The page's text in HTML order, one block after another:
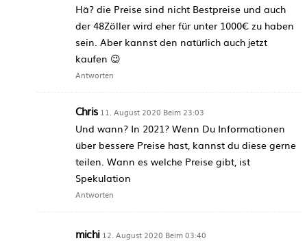
Hä? die Preise sind nicht Bestpreise und auch
der 48Zöller wird eher für unter 1000€ zu haben
sein. Aber kannst den natürlich auch jetzt
kaufen 😉
Antworten
Chris 11. August 2020 Beim 23:03
Und wann? In 2021? Wenn Du Informationen
über bessere Preise hast, kannst du diese gerne
teilen. Wann es welche Preise gibt, ist
Spekulation
Antworten
michi 12. August 2020 Beim 03:40